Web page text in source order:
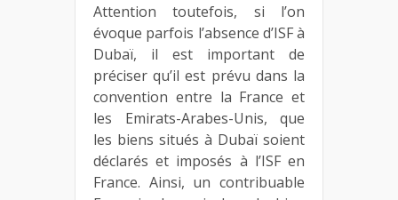
Attention toutefois, si l’on
évoque parfois l’absence d’ISF à
Dubaï, il est important de
préciser qu’il est prévu dans la
convention entre la France et
les Emirats-Arabes-Unis, que
les biens situés à Dubaï soient
déclarés et imposés à l’ISF en
France. Ainsi, un contribuable